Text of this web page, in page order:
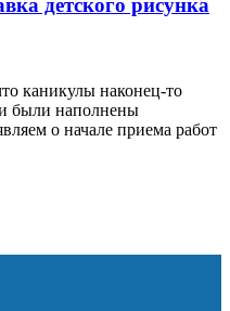
детского рисунка
каникулы наконец-то
были наполнены
о начале приема работ